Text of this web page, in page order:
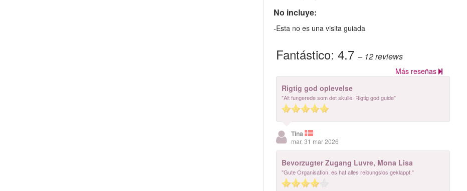
No incluye:
-Esta no es una visita guiada
Fantástico:4.7– 12reviews
Más reseñas
Rigtig god oplevelse
"Alt fungerede som det skulle. Rigtig god guide"
Tina
mar, 31 mar 2026
Bevorzugter Zugang Luvre, Mona Lisa
"Gute Organisation, es hat alles reibungslos geklappt."